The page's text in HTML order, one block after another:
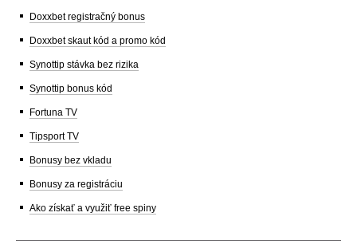
Doxxbet registračný bonus
Doxxbet skaut kód a promo kód
Synottip stávka bez rizika
Synottip bonus kód
Fortuna TV
Tipsport TV
Bonusy bez vkladu
Bonusy za registráciu
Ako získať a využiť free spiny